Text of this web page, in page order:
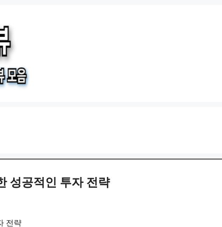
성공적인 투자 전략
전략